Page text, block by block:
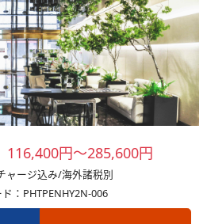
116,400円～285,600円
ャージ込み/海外諸税別
：PHTPENHY2N-006